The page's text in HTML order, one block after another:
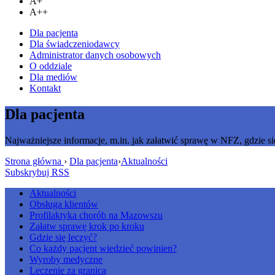
A++
Dla pacjenta
Dla świadczeniodawcy
Administrator danych osobowych
O oddziale
Dla mediów
Kontakt
Dla pacjenta
Najważniejsze informacje, m.in. jak załatwić sprawę w NFZ, gdzie
Strona główna › Dla pacjenta›Aktualności
Subskrybuj RSS
Aktualności
Obsługa klientów
Profilaktyka chorób na Mazowszu
Załatw sprawę krok po kroku
Gdzie się leczyć?
Co każdy pacjent wiedzieć powinien?
Wyroby medyczne
Leczenie za granicą